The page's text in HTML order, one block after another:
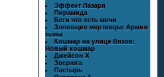
Эффект Лазаря
Пирамида
Беги что есть мочи
Зловещие мертвецы: Армия
тьмы
Кошмар на улице Вязов:
Новый кошмар
Джейсон X
Зверюга
Пастырь